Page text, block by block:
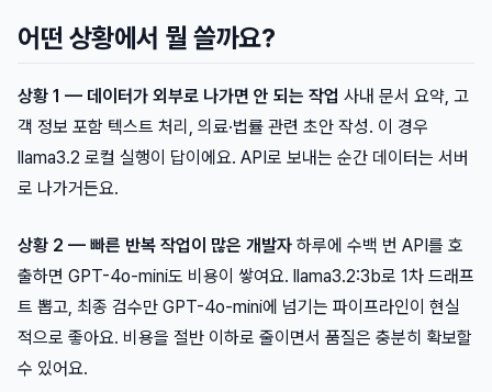
어떤 상황에서 뭘 쓸까요?
상황 1 — 데이터가 외부로 나가면 안 되는 작업 사내 문서 요약, 고
객 정보 포함 텍스트 처리, 의료·법률 관련 초안 작성. 이 경우
llama3.2 로컬 실행이 답이에요. API로 보내는 순간 데이터는 서버
로 나가거든요.
상황 2 — 빠른 반복 작업이 많은 개발자 하루에 수백 번 API를 호
출하면 GPT-4o-mini도 비용이 쌓여요. llama3.2:3b로 1차 드래프
트 뽑고, 최종 검수만 GPT-4o-mini에 넘기는 파이프라인이 현실
적으로 좋아요. 비용을 절반 이하로 줄이면서 품질은 충분히 확보할
수 있어요.